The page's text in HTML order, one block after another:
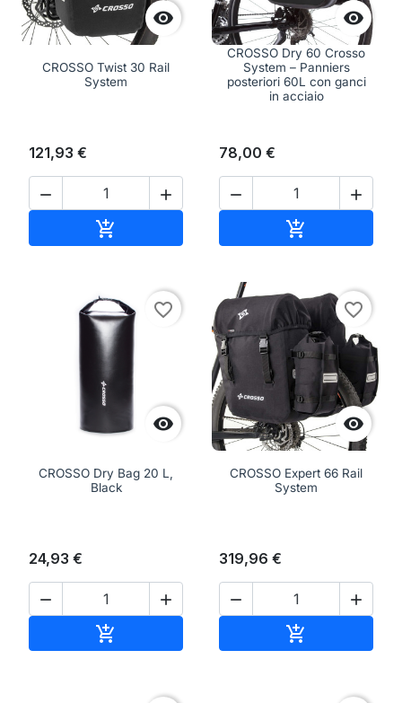

CROSSO Twist 30 Rail
System
121,93 €
 


CROSSO Dry 60 Crosso
System – Panniers
posteriori 60L con ganci
in acciaio
78,00 €
 


favorite_border
CROSSO Dry Bag 20 L,
Black
24,93 €
 


favorite_border
CROSSO Expert 66 Rail
System
319,96 €
 
